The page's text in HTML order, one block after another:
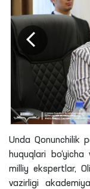
Unda Qonunchilik
huquqlari
milliy ekspertlar,
vazirligi